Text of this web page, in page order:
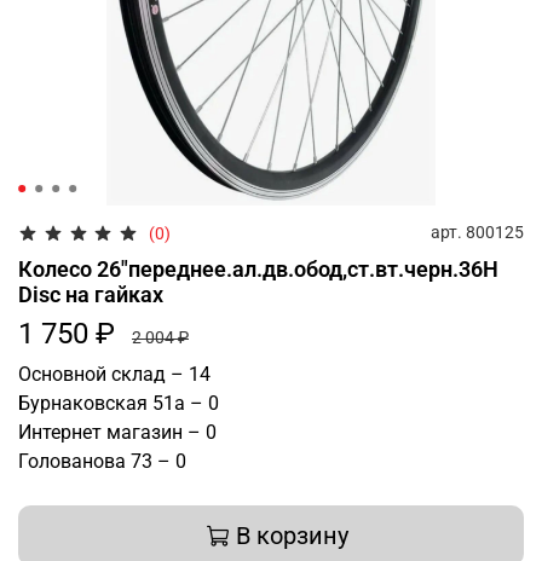
(0) арт. 800125
Колесо 26"переднее.ал.дв.обод,ст.вт.черн.36Н
Disc на гайках
1 750 ₽ 2 004 ₽
Основной склад – 14
Бурнаковская 51а – 0
Интернет магазин – 0
Голованова 73 – 0
В корзину